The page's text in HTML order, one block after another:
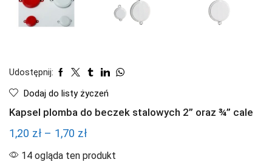
Udostępnij:
Dodaj do listy życzeń
Kapsel plomba do beczek stalowych 2” oraz ¾” cale
1,20 zł – 1,70 złZakres
cen:
14 ogląda ten produkt